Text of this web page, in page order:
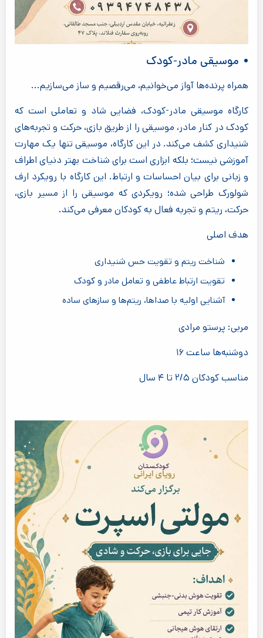
موسیقی مادر-کودک
همراه پرنده‌ها آواز می‌خوانیم، می‌رقصیم و ساز می‌سازیم...
کارگاه موسیقی مادر-کودک، فضایی شاد و تعاملی است که
کودک در کنار مادر، موسیقی را از طریق بازی، حرکت و تجربه‌های
شنیداری کشف می‌کند. در این کارگاه، موسیقی تنها یک مهارت
آموزشی نیست؛ بلکه ابزاری است برای شناخت بهتر دنیای اطراف
و زبانی برای بیان احساسات و ارتباط. این کارگاه با رویکرد ارف
شولورک طراحی شده؛ رویکردی که موسیقی را از مسیر بازی،
حرکت، ریتم و تجربه فعال به کودکان معرفی می‌کند.
هدف اصلی
شناخت ریتم و تقویت حس شنیداری
تقویت ارتباط عاطفی و تعامل مادر و کودک
آشنایی اولیه با صداها، ریتم‌ها و سازهای ساده
مربی: پرستو مرادی
دوشنبه‌ها ساعت ۱۶
مناسب کودکان ۲/۵ تا ۴ سال